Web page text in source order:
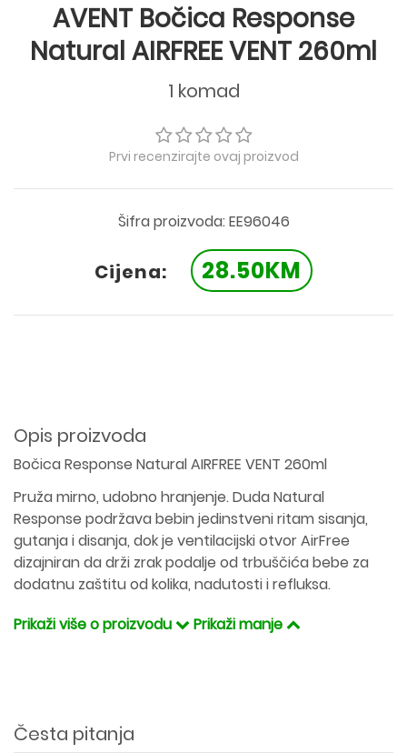
AVENT Bočica Response
Natural AIRFREE VENT 260ml
1 komad
Prvi recenzirajte ovaj proizvod
Šifra proizvoda: EE96046
Cijena: 28.50KM
Opis proizvoda
Bočica Response Natural AIRFREE VENT 260ml
Pruža mirno, udobno hranjenje. Duda Natural
Response podržava bebin jedinstveni ritam sisanja,
gutanja i disanja, dok je ventilacijski otvor AirFree
dizajniran da drži zrak podalje od trbuščića bebe za
dodatnu zaštitu od kolika, nadutosti i refluksa.
Prikaži više o proizvodu
Prikaži manje
Česta pitanja